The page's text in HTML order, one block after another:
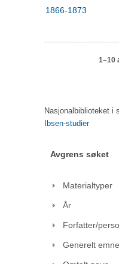
1866-1873
1–10
Nasjonalbiblioteket i
Ibsen-studier
Avgrens søket
Materialtyper
År
Forfatter/
Generelt